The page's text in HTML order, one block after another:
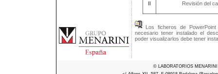
II Revisión del
Los ficheros de
necesario tener instalado el
poder visualizarlos debe tener
© LABORATORIOS